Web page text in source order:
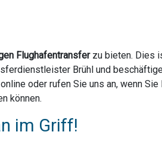
Flughafentransferzu bieten. Dies
Brühl und
oder rufen Sie uns an, wenn Sie
können.
im Griff!